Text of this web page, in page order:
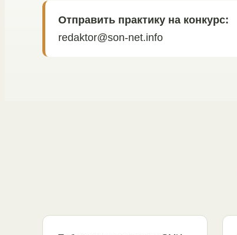
Отправить практику на конкурс:
redaktor@son-net.info